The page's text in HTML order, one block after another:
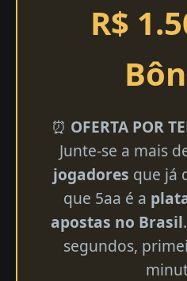
R$
⏰ OFERTA POR
Junte-se a mais
jogadores que já
que 5aa é a
apostas no Brasil
segundos,